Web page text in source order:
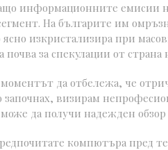
информационните емисии
На българите им
ясно изкристализира при
почва за спекулации от
да отбележа, че
започнах, визирам
да получи надежден обзор
компютъра пред